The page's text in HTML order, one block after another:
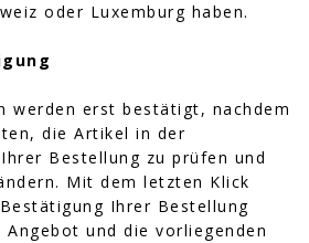
oder Luxemburg haben.
werden erst bestätigt, nachdem
die Artikel in der
Bestellung zu prüfen und
Mit dem letzten Klick
Ihrer Bestellung
Angebot und die vorliegenden